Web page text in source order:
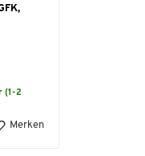
(1-2
Merken